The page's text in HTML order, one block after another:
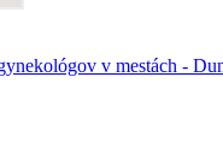
v mestách -